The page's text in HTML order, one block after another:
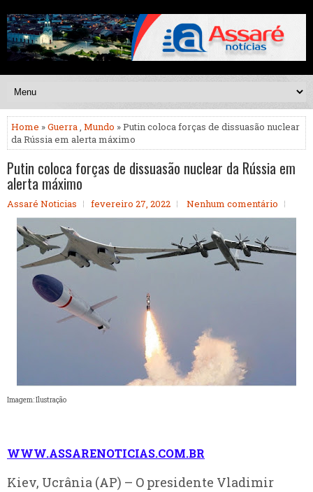
Home »Guerra, Mundo » Putin coloca forças de dissuasão nuclear
da Rússia em alerta máximo
Putin coloca forças de dissuasão nuclear da Rússia em
alerta máximo
Assaré Noticias fevereiro 27, 2022 Nenhum comentário
Imagem: Ilustração
WWW.ASSARENOTICIAS.COM.BR
Kiev, Ucrânia (AP) – O presidente Vladimir